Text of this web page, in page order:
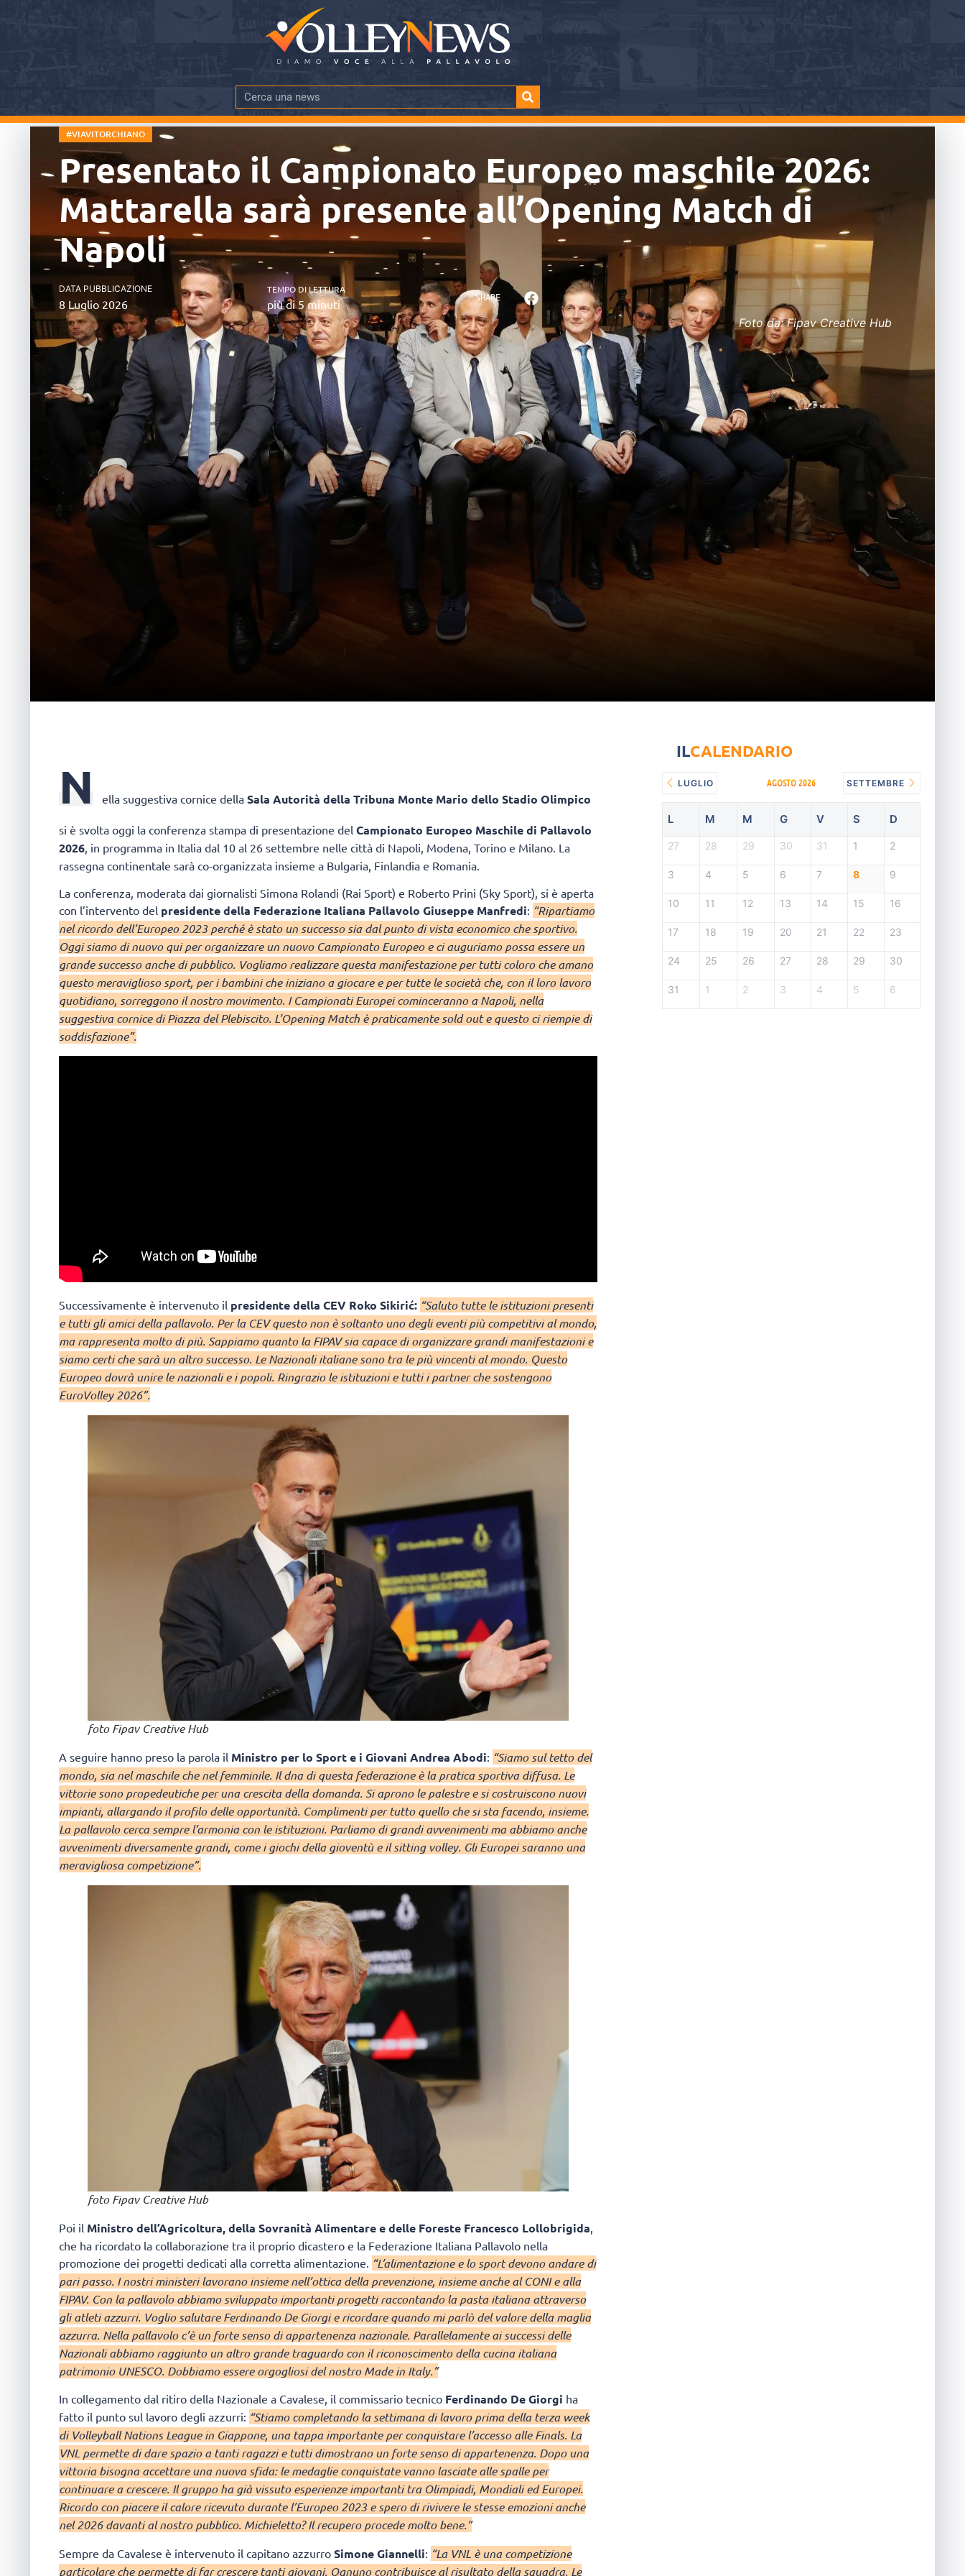
#VIAVITORCHIANO
Presentato il Campionato Europeo maschile 2026:
Mattarella sarà presente all’Opening Match di
Napoli
DATA PUBBLICAZIONE
8 Luglio 2026
TEMPO DI LETTURA
più di 5 minuti SHARE
Foto da: Fipav Creative Hub
N ella suggestiva cornice della Sala Autorità della Tribuna Monte Mario dello Stadio Olimpico
si è svolta oggi la conferenza stampa di presentazione del Campionato Europeo Maschile di Pallavolo
2026 , in programma in Italia dal 10 al 26 settembre nelle città di Napoli, Modena, Torino e Milano. La
rassegna continentale sarà co-organizzata insieme a Bulgaria, Finlandia e Romania.
La conferenza, moderata dai giornalisti Simona Rolandi (Rai Sport) e Roberto Prini (Sky Sport), si è aperta
con l’intervento del presidente della Federazione Italiana Pallavolo Giuseppe Manfredi: “Ripartiamo
nel ricordo dell’Europeo 2023 perché è stato un successo sia dal punto di vista economico che sportivo.
Oggi siamo di nuovo qui per organizzare un nuovo Campionato Europeo e ci auguriamo possa essere un
grande successo anche di pubblico. Vogliamo realizzare questa manifestazione per tutti coloro che amano
questo meraviglioso sport, per i bambini che iniziano a giocare e per tutte le società che, con il loro lavoro
quotidiano, sorreggono il nostro movimento. I Campionati Europei cominceranno a Napoli, nella
suggestiva cornice di Piazza del Plebiscito. L’Opening Match è praticamente sold out e questo ci riempie di
soddisfazione”.
Successivamente è intervenuto il presidente della CEV Roko Sikirić: “Saluto tutte le istituzioni presenti
e tutti gli amici della pallavolo. Per la CEV questo non è soltanto uno degli eventi più competitivi al mondo,
ma rappresenta molto di più. Sappiamo quanto la FIPAV sia capace di organizzare grandi manifestazioni e
siamo certi che sarà un altro successo. Le Nazionali italiane sono tra le più vincenti al mondo. Questo
Europeo dovrà unire le nazionali e i popoli. Ringrazio le istituzioni e tutti i partner che sostengono
EuroVolley 2026”.
foto Fipav Creative Hub
A seguire hanno preso la parola il Ministro per lo Sport e i Giovani Andrea Abodi: “Siamo sul tetto del
mondo, sia nel maschile che nel femminile. Il dna di questa federazione è la pratica sportiva diffusa. Le
vittorie sono propedeutiche per una crescita della domanda. Si aprono le palestre e si costruiscono nuovi
impianti, allargando il profilo delle opportunità. Complimenti per tutto quello che si sta facendo, insieme.
La pallavolo cerca sempre l’armonia con le istituzioni. Parliamo di grandi avvenimenti ma abbiamo anche
avvenimenti diversamente grandi, come i giochi della gioventù e il sitting volley. Gli Europei saranno una
meravigliosa competizione”.
foto Fipav Creative Hub
Poi il Ministro dell’Agricoltura, della Sovranità Alimentare e delle Foreste Francesco Lollobrigida
che ha ricordato la collaborazione tra il proprio dicastero e la Federazione Italiana Pallavolo nella
promozione dei progetti dedicati alla corretta alimentazione. “L’alimentazione e lo sport devono andare di
pari passo. I nostri ministeri lavorano insieme nell’ottica della prevenzione, insieme anche al CONI e alla
FIPAV. Con la pallavolo abbiamo sviluppato importanti progetti raccontando la pasta italiana attraverso
gli atleti azzurri. Voglio salutare Ferdinando De Giorgi e ricordare quando mi parlò del valore della maglia
azzurra. Nella pallavolo c’è un forte senso di appartenenza nazionale. Parallelamente ai successi delle
Nazionali abbiamo raggiunto un altro grande traguardo con il riconoscimento della cucina italiana
patrimonio UNESCO. Dobbiamo essere orgogliosi del nostro Made in Italy.”
In collegamento dal ritiro della Nazionale a Cavalese, il commissario tecnico Ferdinando De Giorgi ha
fatto il punto sul lavoro degli azzurri: “Stiamo completando la settimana di lavoro prima della terza week
di Volleyball Nations League in Giappone, una tappa importante per conquistare l’accesso alle Finals. La
VNL permette di dare spazio a tanti ragazzi e tutti dimostrano un forte senso di appartenenza. Dopo una
vittoria bisogna accettare una nuova sfida: le medaglie conquistate vanno lasciate alle spalle per
continuare a crescere. Il gruppo ha già vissuto esperienze importanti tra Olimpiadi, Mondiali ed Europei.
Ricordo con piacere il calore ricevuto durante l’Europeo 2023 e spero di rivivere le stesse emozioni anche
nel 2026 davanti al nostro pubblico. Michieletto? Il recupero procede molto bene.”
Sempre da Cavalese è intervenuto il capitano azzurro Simone Giannelli: “La VNL è una competizione
particolare che permette di far crescere tanti giovani. Ognuno contribuisce al risultato della squadra. Le
ILCALENDARIO
LUGLIO AGOSTO 2026 SETTEMBRE
L M M G V S D
27 28 29 30 31 1 2
3 4 5 6 7 8 9
10 11 12 13 14 15 16
17 18 19 20 21 22 23
24 25 26 27 28 29 30
31 1 2 3 4 5 6